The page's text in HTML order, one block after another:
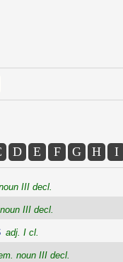
D E F G H I
III decl.
III decl.
adj. I cl.
noun III decl.